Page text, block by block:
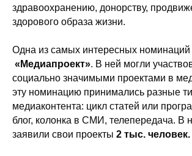
здравоохранению, донорству,
здорового образа жизни.
Одна из самых интересных
«Медиапроект». В ней могли
социально значимыми проектами в
эту номинацию принимались разные
медиаконтента: цикл статей или
блог, колонка в СМИ, телепередача. В
заявили свои проекты 2 тыс. человек.